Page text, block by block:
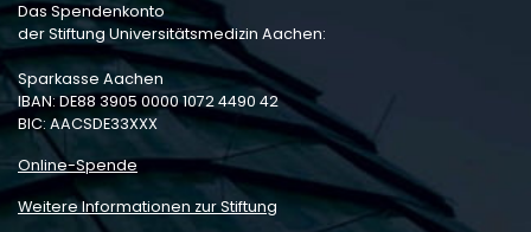
Das Spendenkonto
der Stiftung Universitätsmedizin Aachen:
Sparkasse Aachen
IBAN: DE88 3905 0000 1072 4490 42
BIC: AACSDE33XXX
Online-Spende
Weitere Informationen zur Stiftung